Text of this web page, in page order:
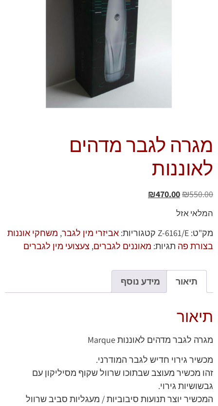
מגרה לגבר מדהים
לאוננות
₪550.00
₪470.00
המלאי אזל
מק"ט: Z-6161/E קטגוריות: אביזרי מין לגבר, משחקי אוננות
בצורת פה תגיות: מאוננים לגברים, צעצועי מין לגברים
תיאור מידע נוסף
תיאור
מגרה לגבר מדהים לאוננות Marque
מכשיר גירוי חדיש לגבר המודרני.
זהו מכשיר מעוצב שבתוכו שרוול שקוף מסיליקון עם
גבשושיות גירוי.
המכשיר יוצר תנועות סיבוביות / מעגליות סביב שרוול